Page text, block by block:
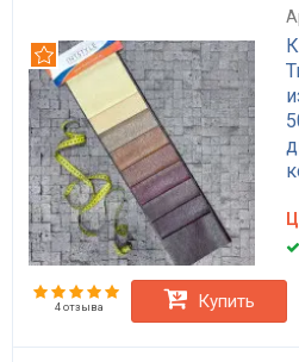
Рекомендуем
4 отзыва Купить